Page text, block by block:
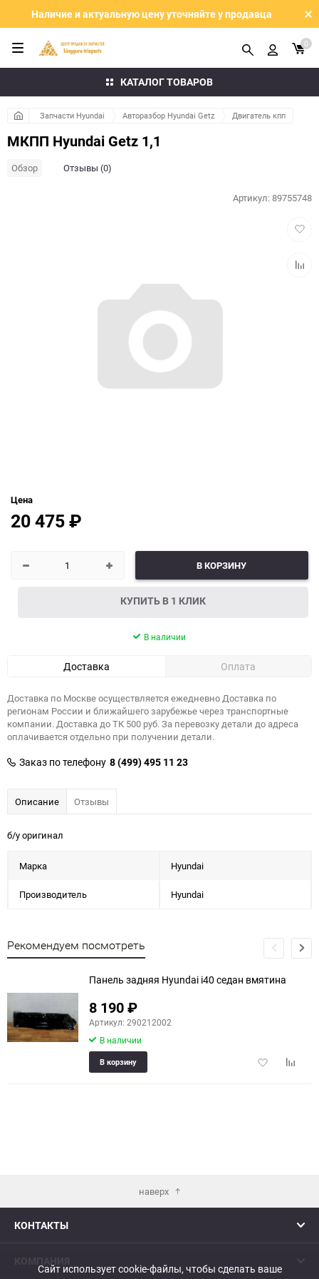
Наличие и актуальную цену уточняйте у продавца
КАТАЛОГ ТОВАРОВ
0
Запчасти Hyundai Авторазбор Hyundai Getz Двигатель кпп
МКПП Hyundai Getz 1,1
Обзор Отзывы (0)
Артикул:89755748
Цена
20 475₽
В КОРЗИНУ
КУПИТЬ В 1 КЛИК
В наличии
Доставка Оплата
Доставка по Москве осуществляется ежедневно Доставка по
регионам России и ближайшего зарубежье через транспортные
компании. Доставка до ТК 500 руб. За перевозку детали до адреса
оплачивается отдельно при получении детали.
Заказ по телефону 8 (499) 495 11 23
Описание Отзывы
б/у оригинал
Марка Hyundai
Производитель Hyundai
Рекомендуем посмотреть
Панель задняя Hyundai i40 седан вмятина
8 190₽
Артикул: 290212002
В наличии
Добавить
В корзину
наверх
КОНТАКТЫ
Сайт использует cookie-файлы, чтобы сделать ваше